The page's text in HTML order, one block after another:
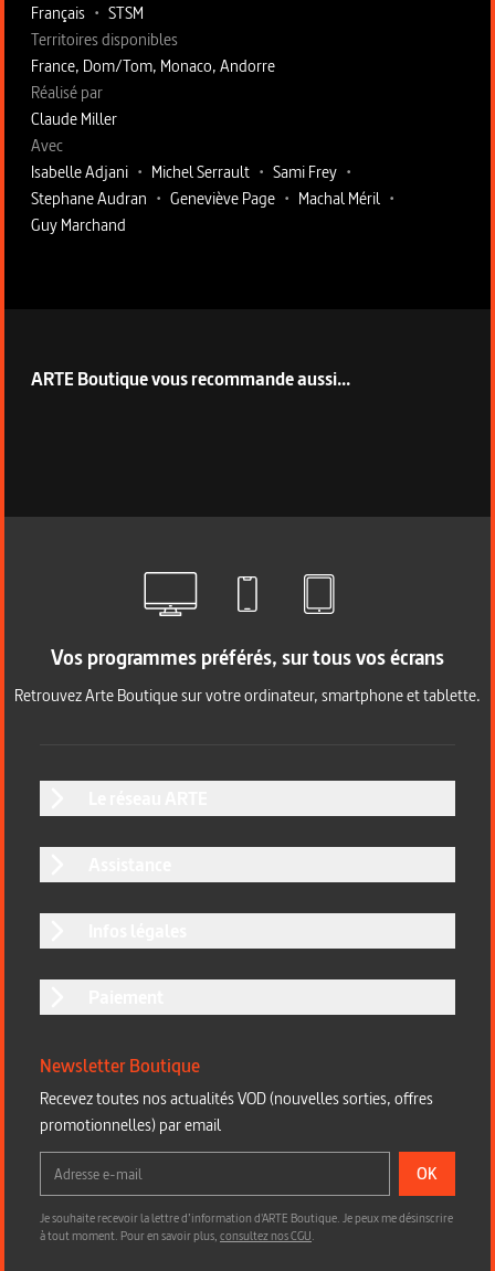
Français • STSM
Territoires disponibles
France, Dom/Tom, Monaco, Andorre
Fiche technique section droite
Réalisé par
Claude Miller
Avec
Isabelle Adjani • Michel Serrault • Sami Frey •
Stephane Audran • Geneviève Page • Machal Méril •
Guy Marchand
ARTE Boutique vous recommande aussi...
Vos programmes préférés, sur tous vos écrans
Retrouvez Arte Boutique sur votre ordinateur, smartphone et tablette.
Newsletter Boutique
Recevez toutes nos actualités VOD (nouvelles sorties, offres
promotionnelles) par email
OK
Je souhaite recevoir la lettre d’information d'ARTE Boutique. Je peux me désinscrire
à tout moment. Pour en savoir plus,consultez nos CGU.